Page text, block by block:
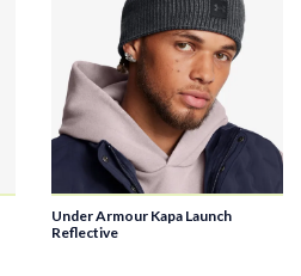
Under Armour Kapa Launch
Reflective